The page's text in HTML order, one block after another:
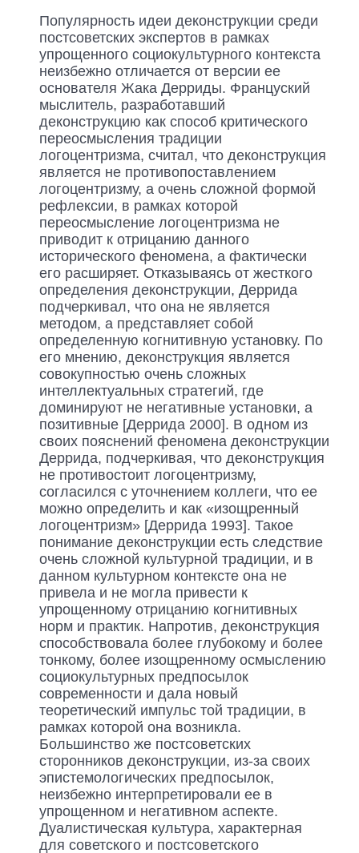
Популярность идеи деконструкции среди
постсоветских экспертов в рамках
упрощенного социокультурного контекста
неизбежно отличается от версии ее
основателя Жака Дерриды. Француский
мыслитель, разработавший
деконструкцию как способ критического
переосмысления традиции
логоцентризма, считал, что деконструкция
является не противопоставлением
логоцентризму, а очень сложной формой
рефлексии, в рамках которой
переосмысление логоцентризма не
приводит к отрицанию данного
исторического феномена, а фактически
его расширяет. Отказываясь от жесткого
определения деконструкции, Деррида
подчеркивал, что она не является
методом, а представляет собой
определенную когнитивную установку. По
его мнению, деконструкция является
совокупностью очень сложных
интеллектуальных стратегий, где
доминируют не негативные установки, а
позитивные [Деррида 2000]. В одном из
своих пояснений феномена деконструкции
Деррида, подчеркивая, что деконструкция
не противостоит логоцентризму,
согласился с уточнением коллеги, что ее
можно определить и как «изощренный
логоцентризм» [Деррида 1993]. Такое
понимание деконструкции есть следствие
очень сложной культурной традиции, и в
данном культурном контексте она не
привела и не могла привести к
упрощенному отрицанию когнитивных
норм и практик. Напротив, деконструкция
способствовала более глубокому и более
тонкому, более изощренному осмыслению
социокультурных предпосылок
современности и дала новый
теоретический импульс той традиции, в
рамках которой она возникла.
Большинство же постсоветских
сторонников деконструкции, из-за своих
эпистемологических предпосылок,
неизбежно интерпретировали ее в
упрощенном и негативном аспекте.
Дуалистическая культура, характерная
для советского и постсоветского